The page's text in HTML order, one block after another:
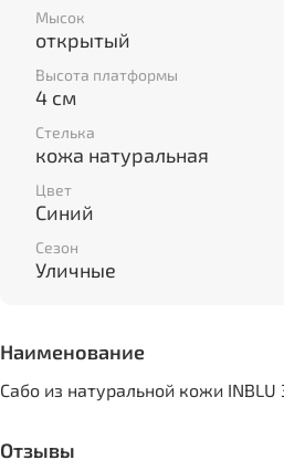
Мысок
открытый
Высота платформы
4 см
Стелька
кожа натуральная
Цвет
Синий
Сезон
Уличные
Наименование
Сабо из натуральной кожи INBLU
Отзывы